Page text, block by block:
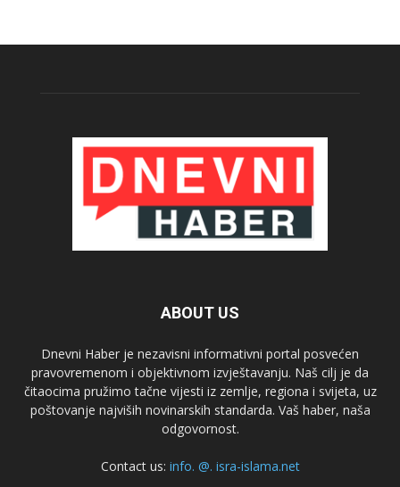
ABOUT US
Dnevni Haber je nezavisni informativni portal posvećen
pravovremenom i objektivnom izvještavanju. Naš cilj je da
čitaocima pružimo tačne vijesti iz zemlje, regiona i svijeta, uz
poštovanje najviših novinarskih standarda. Vaš haber, naša
odgovornost.
Contact us: info. @. isra-islama.net